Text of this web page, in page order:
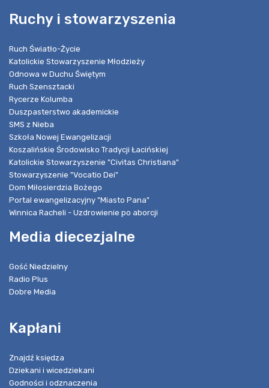
Ruchy i stowarzyszenia
Ruch Światło-Życie
Katolickie Stowarzyszenie Młodzieży
Odnowa w Duchu Świętym
Ruch Szensztacki
Rycerze Kolumba
Duszpasterstwo akademickie
SMS z Nieba
Szkoła Nowej Ewangelizacji
Koszalińskie Środowisko Tradycji Łacińskiej
Katolickie Stowarzyszenie "Civitas Christiana"
Stowarzyszenie "Vocatio Dei"
Dom Miłosierdzia Bożego
Portal ewangelizacyjny "Miasto Pana"
Winnica Racheli - Uzdrowienie po aborcji
Media diecezjalne
Gość Niedzielny
Radio Plus
Dobre Media
Kapłani
Znajdź księdza
Dziekani i wicedziekani
Godności i odznaczenia